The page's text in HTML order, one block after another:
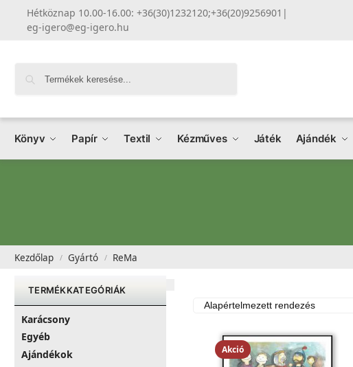
Hétköznap 10.00-16.00: +36(30)1232120;+36(20)9256901 |
eg-igero@eg-igero.hu
Könyv Papír Textil Kézműves Játék Ajándék
Kezdőlap / Gyártó / ReMa
Akció
TERMÉKKATEGÓRIÁK
Karácsony
Egyéb
Ajándékok